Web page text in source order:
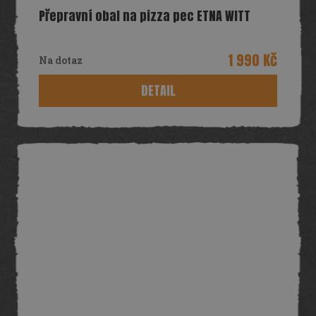
Přepravní obal na pizza pec ETNA WITT
Na dotaz 1 990 Kč
DETAIL